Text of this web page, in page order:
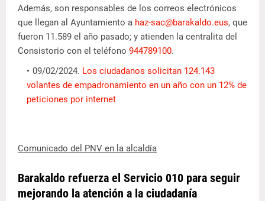
Además, son responsables de los correos electrónicos
que llegan al Ayuntamiento a haz-sac@barakaldo.eus, que
fueron 11.589 el año pasado; y atienden la centralita del
Consistorio con el teléfono 944789100.
09/02/2024. Los ciudadanos solicitan 124.143
volantes de empadronamiento en un año con un 12% de
peticiones por internet
Comunicado del PNV en la alcaldía
Barakaldo refuerza el Servicio 010 para seguir
mejorando la atención a la ciudadanía